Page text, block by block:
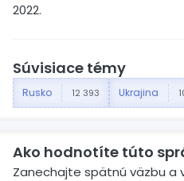
2022.
Súvisiace témy
Rusko 12 393 Ukrajina
Ako hodnotíte túto
Zanechajte spätnú väzbu a